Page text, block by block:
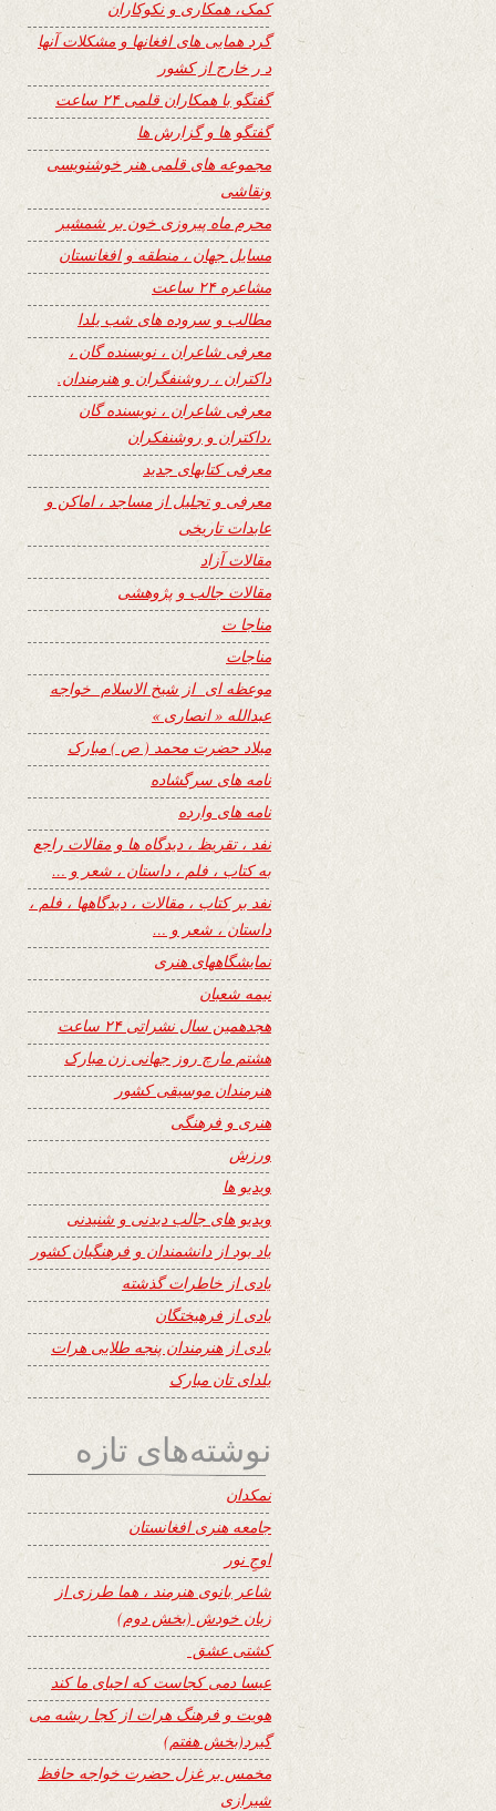
کمک، همکاری و نکوکاران
گرد همایی های افغانها و مشکلات آنها
د ر خارج از کشور
گفتگو با همکاران قلمی ۲۴ ساعت
گفتگو ها و گزارش ها
مجموعه های قلمی هنر خوشنویسی
ونقاشی
محرم ماه پیروزی خون بر شمشیر
مسایل جهان ، منطقه و افغانستان
مشاعره ۲۴ ساعت
مطالب و سروده های شب یلدا
معرفی شاعران ، نویسنده گان ،
داکتران ، روشنفگران و هنرمندان.
معرفی شاعران ، نویسنده گان
،داکتران و روشنفکران
معرفی کتابهای جدید
معرفی و تجلیل از مساجد ، اماکن و
عابدات تاریخی
مقالات آزاد
مقالات جالب و پژوهشی
مناجا ت
مناجات
موعظه ای از شیخ الاسلام خواجه
عبدالله « انصاری »
میلاد حضرت محمد ( ص ) مبارک
نامه های سرگشاده
نامه های وارده
نفد ، تقریظ ، دیدگاه ها و مقالات راجع
به کتاب ، فلم ، داستان ، شعر و …
نفد بر کتاب ، مقالات ، دیدگاهها ، فلم ،
داستان ، شعر و …
نمایشگاههای هنری
نیمه شعبان
هجدهمین سال نشراتی ۲۴ ساعت
هشتم مارچ روز جهانی زن مبارک
هنرمندان موسیقی کشور
هنری و فرهنگی
ورزش
ویدیو ها
ویدیو های جالب دیدنی و شنیدنی
یاد بود از دانشمندان و فرهنگیان کشور
یادی از خاطرات گذشته
یادی از فرهیختگان
یادی از هنرمندان پنجه طلایی هرات
یلدای تان مبارک
نوشته‌های تازه
نمکدان
جامعه هنری افغانستان
اوجِ نور
شاعر بانوی هنرمند ، هما طرزی از
زبان خودش (بخش دوم)
کشتی عشق
عیسا دمی کجاست که احیای ما کند
هویت و فرهنگ هرات از کجا ریشه می
گیرد(بخش هفتم)
مخمس بر غزل حضرت خواجه حافظ
شیرازی